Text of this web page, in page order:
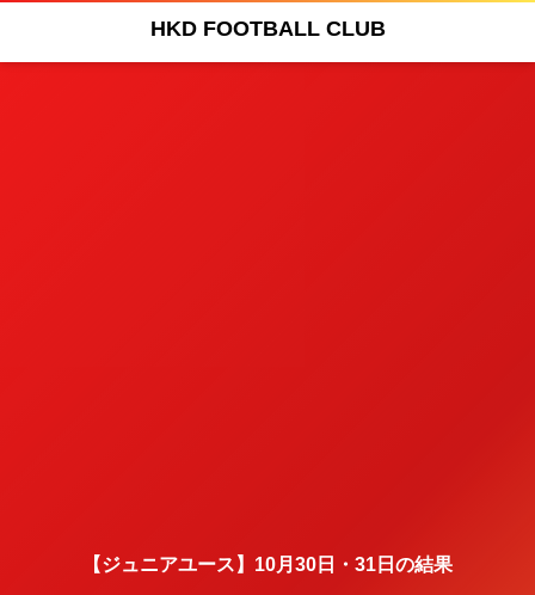
HKD FOOTBALL CLUB
【ジュニアユース】10月30日・31日の結果